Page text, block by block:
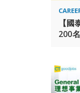
【
200